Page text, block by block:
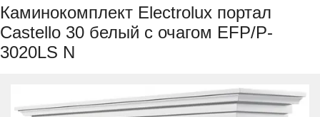
Каминокомплект Electrolux портал
Castello 30 белый с очагом EFP/P-
3020LS N